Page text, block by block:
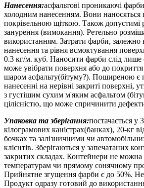
Нанесення:асфальтові проникаючі
холодним нанесенням. Вони наносяться
покрівельною щіткою. Також допустимі
занурення (вимокання). Ретельно
використанням. Затрати фарби, залежно
нанесення та рівня всмоктування
0.3 кг/м. куб. Наносити фарби слід лише
може увібрати поверхня або до
шаром асфальту(бітуму?). Поширеною є
нанесенні на нерівні закриті поверхні,
з густішим сухим м'яким асфальтом
цілісністю, що може спричинити
Упаковка та зберігання:постачається у
кілограмових каністрах(банках), 20-кг
бочках та залізничними чи
клієнтів. Зберігаються у запечатаних
закритих складах. Контейнери не можна
температурам чи прямому сонячному
Прийнятне згущення фарби є до 50%. Не
Продукт одразу готовий до